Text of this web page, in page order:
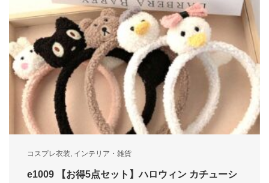
コスプレ衣装 インテリア・雑貨
e1009 【お得5点セット】ハロウィン カチューシ